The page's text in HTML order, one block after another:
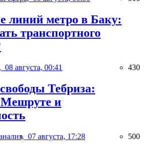
линий метро в Баку:
транспортного
08 августа, 00:41 430
Тебриза:
и
07 августа, 17:28 500